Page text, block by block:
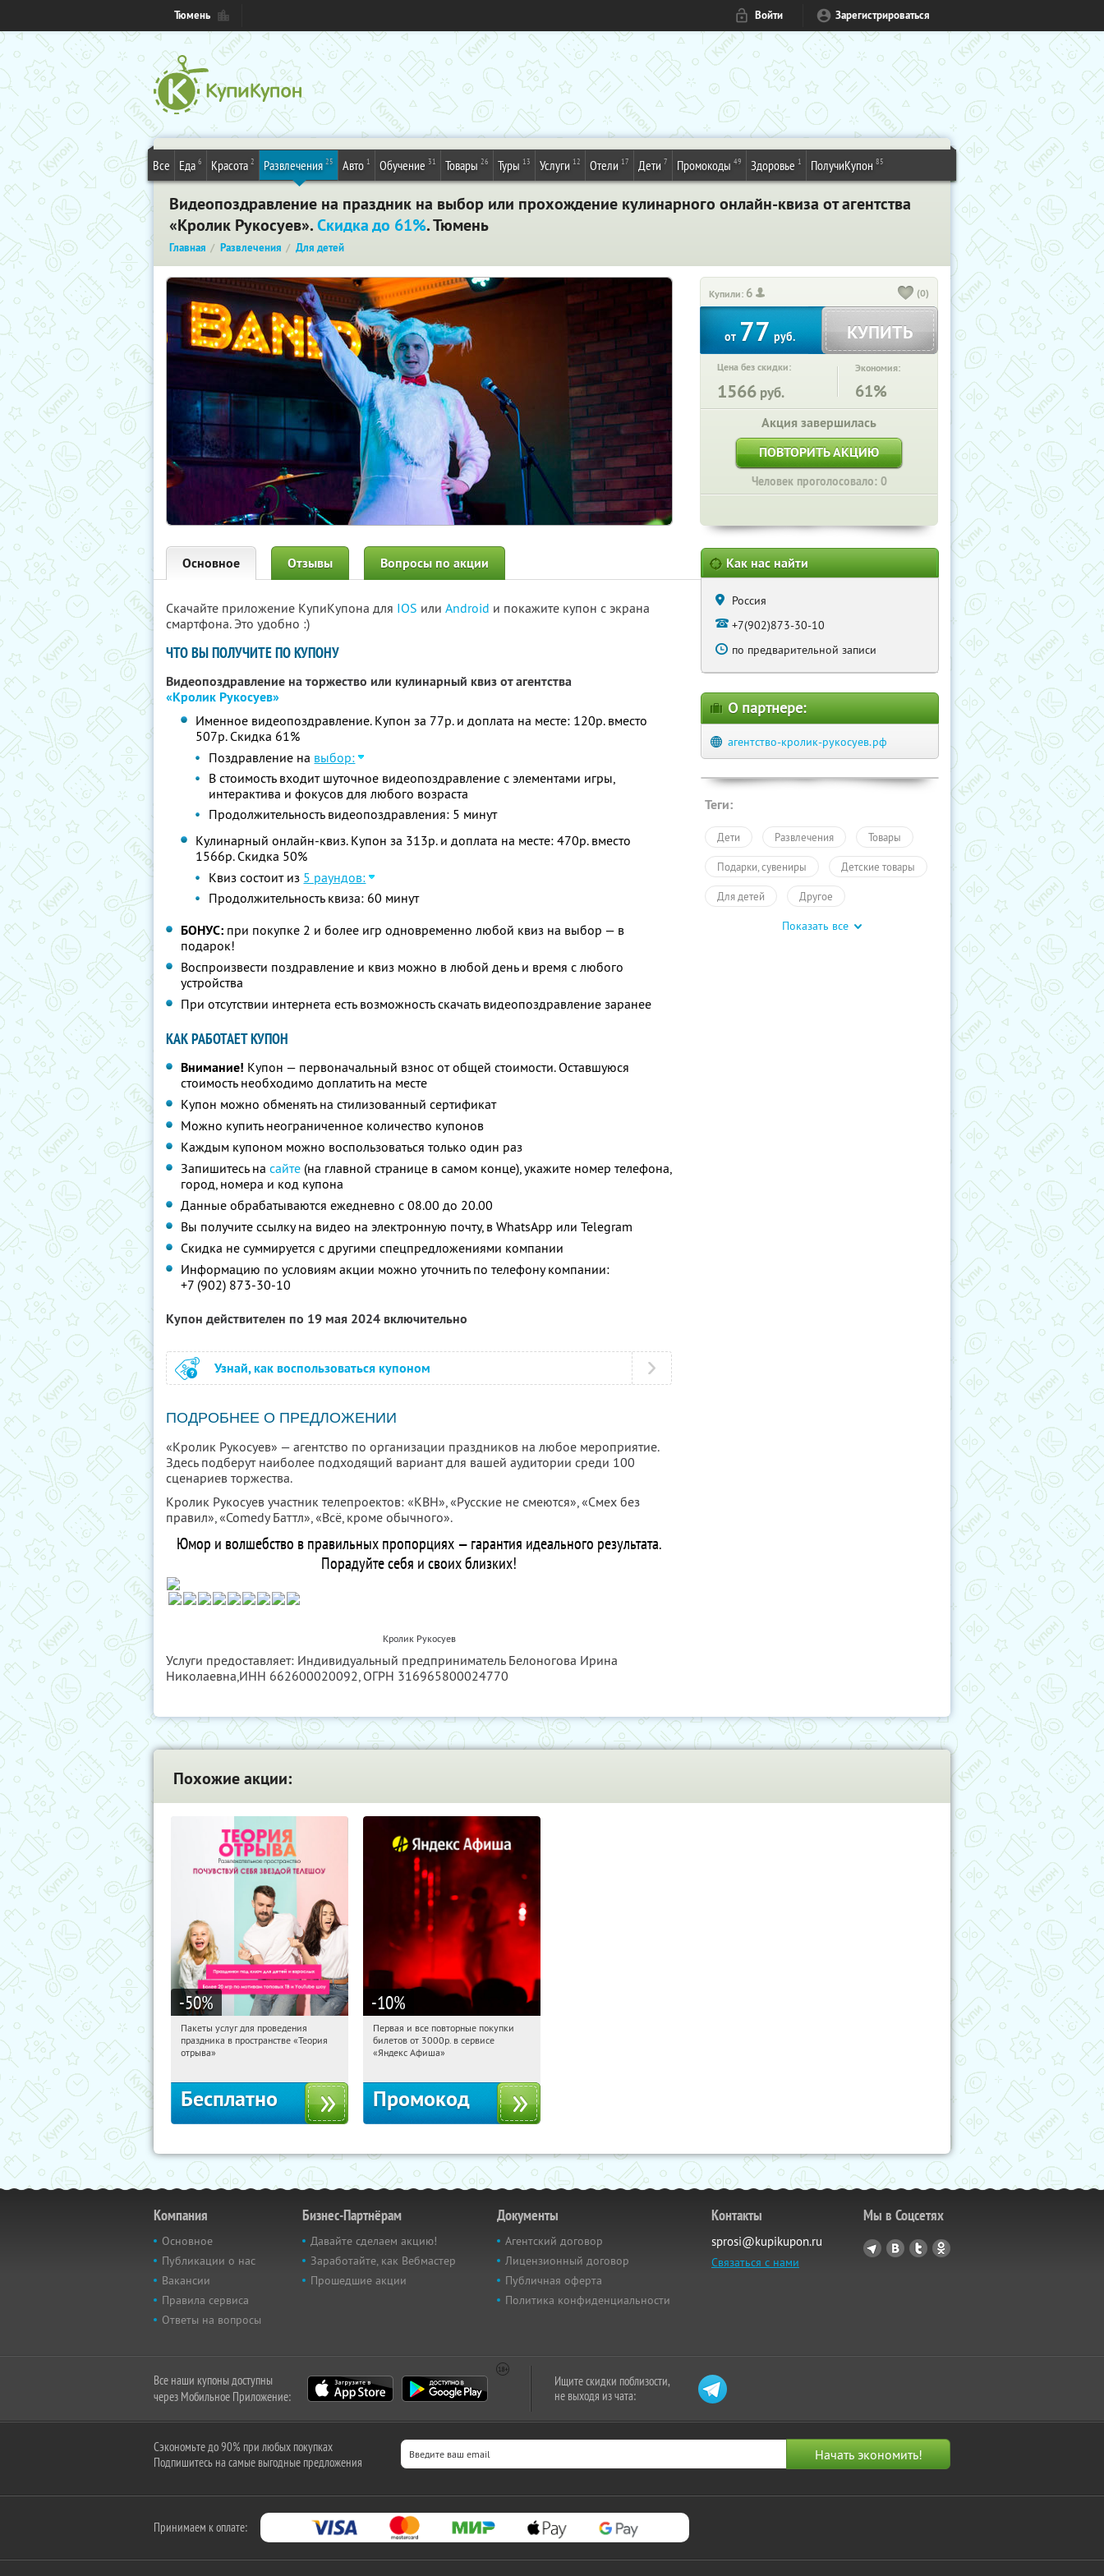
Тюмень Войти Зарегистрироваться
Все Еда 6 Красота 2 Развлечения 25 Авто 1 Обучение 31 Товары 26 Туры 13 Услуги 12 Отели 17 Дети 7 Промокоды 49 Здоровье 1 ПолучиКупон 85
Видеопоздравление на праздник на выбор или прохождение кулинарного онлайн-квиза от агентства
«Кролик Рукосуев».Скидка до 61%. Тюмень
Главная Развлечения Для детей
Купили: 6 (0)
от 77руб. КУПИТЬ
Цена без скидки:
1566 руб.
Экономия:
61%
Акция завершилась
ПОВТОРИТЬ АКЦИЮ
Человек проголосовало: 0
Основное Отзывы Вопросы по акции
Скачайте приложение КупиКупона для IOS или Android и покажите купон с экрана
смартфона. Это удобно :)
ЧТО ВЫ ПОЛУЧИТЕ ПО КУПОНУ
Видеопоздравление на торжество или кулинарный квиз от агентства
«Кролик Рукосуев»
Именное видеопоздравление. Купон за 77р. и доплата на месте: 120р. вместо
507р. Скидка 61%
Поздравление на выбор:
В стоимость входит шуточное видеопоздравление с элементами игры,
интерактива и фокусов для любого возраста
Продолжительность видеопоздравления: 5 минут
Кулинарный онлайн-квиз. Купон за 313р. и доплата на месте: 470р. вместо
1566р. Скидка 50%
Квиз состоит из 5 раундов:
Продолжительность квиза: 60 минут
БОНУС: при покупке 2 и более игр одновременно любой квиз на выбор — в
подарок!
Воспроизвести поздравление и квиз можно в любой день и время с любого
устройства
При отсутствии интернета есть возможность скачать видеопоздравление заранее
КАК РАБОТАЕТ КУПОН
Внимание! Купон — первоначальный взнос от общей стоимости. Оставшуюся
стоимость необходимо доплатить на месте
Купон можно обменять на стилизованный сертификат
Можно купить неограниченное количество купонов
Каждым купоном можно воспользоваться только один раз
Запишитесь на сайте (на главной странице в самом конце), укажите номер телефона,
город, номера и код купона
Данные обрабатываются ежедневно с 08.00 до 20.00
Вы получите ссылку на видео на электронную почту, в WhatsApp или Telegram
Скидка не суммируется с другими спецпредложениями компании
Информацию по условиям акции можно уточнить по телефону компании:
+7 (902) 873-30-10
Купон действителен по 19 мая 2024 включительно
Узнай, как воспользоваться купоном
ПОДРОБНЕЕ О ПРЕДЛОЖЕНИИ
«Кролик Рукосуев» — агентство по организации праздников на любое мероприятие.
Здесь подберут наиболее подходящий вариант для вашей аудитории среди 100
сценариев торжества.
Кролик Рукосуев участник телепроектов: «КВН», «Русские не смеются», «Смех без
правил», «Comedy Баттл», «Всё, кроме обычного».
Юмор и волшебство в правильных пропорциях — гарантия идеального результата.
Порадуйте себя и своих близких!
Кролик Рукосуев
Услуги предоставляет: Индивидуальный предприниматель Белоногова Ирина
Николаевна,ИНН 662600020092, ОГРН 316965800024770
Как нас найти
Россия
+7(902)873-30-10
по предварительной записи
О партнере:
агентство-кролик-рукосуев.рф
Теги:
Дети Развлечения Товары
Подарки, сувениры Детские товары
Для детей Другое
Показать все
Похожие акции:
-50%
12:51:41 Получили:
Тюмень, улица Николая Зелинского,
Пакеты услуг для проведения
праздника в пространстве «Теория
отрыва»
Бесплатно
-10%
12:51:41 Получили:
Россия
Первая и все повторные покупки
билетов от 3000р. в сервисе
«Яндекс Афиша»
Промокод
Компания
Основное
Публикации о нас
Вакансии
Правила сервиса
Ответы на вопросы
Бизнес-Партнёрам
Давайте сделаем акцию!
Заработайте, как Вебмастер
Прошедшие акции
Документы
Агентский договор
Лицензионный договор
Публичная оферта
Политика конфиденциальности
Контакты
sprosi@kupikupon.ru
Связаться с нами
Мы в Соцсетях
Все наши купоны доступны
через Мобильное Приложение:
Ищите скидки поблизости,
не выходя из чата:
Сэкономьте до 90% при любых покупках
Подпишитесь на самые выгодные предложения
Принимаем к оплате: